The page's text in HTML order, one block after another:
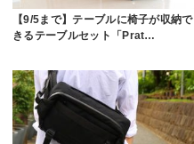
【9/5まで】テーブルに椅子が収納で
きるテーブルセット「Prat…